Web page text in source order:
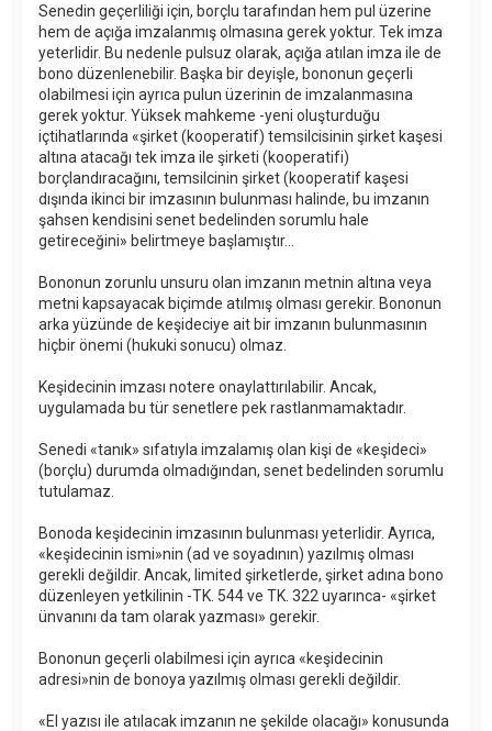
Senedin geçerliliği için, borçlu tarafından hem pul üzerine
hem de açığa imzalanmış olmasına gerek yoktur. Tek imza
yeterlidir. Bu nedenle pulsuz olarak, açığa atılan imza ile de
bono düzenlenebilir. Başka bir deyişle, bononun geçerli
olabilmesi için ayrıca pulun üzerinin de imzalanmasına
gerek yoktur. Yüksek mahkeme -yeni oluşturduğu
içtihatlarında «şirket (kooperatif) temsilcisinin şirket kaşesi
altına atacağı tek imza ile şirketi (kooperatifi)
borçlandıracağını, temsilcinin şirket (kooperatif kaşesi
dışında ikinci bir imzasının bulunması halinde, bu imzanın
şahsen kendisini senet bedelinden sorumlu hale
getireceğini» belirtmeye başlamıştır...
Bononun zorunlu unsuru olan imzanın metnin altına veya
metni kapsayacak biçimde atılmış olması gerekir. Bononun
arka yüzünde de keşideciye ait bir imzanın bulunmasının
hiçbir önemi (hukuki sonucu) olmaz.
Keşidecinin imzası notere onaylattırılabilir. Ancak,
uygulamada bu tür senetlere pek rastlanmamaktadır.
Senedi «tanık» sıfatıyla imzalamış olan kişi de «keşideci»
(borçlu) durumda olmadığından, senet bedelinden sorumlu
tutulamaz.
Bonoda keşidecinin imzasının bulunması yeterlidir. Ayrıca,
«keşidecinin ismi»nin (ad ve soyadının) yazılmış olması
gerekli değildir. Ancak, limited şirketlerde, şirket adına bono
düzenleyen yetkilinin -TK. 544 ve TK. 322 uyarınca- «şirket
ünvanını da tam olarak yazması» gerekir.
Bononun geçerli olabilmesi için ayrıca «keşidecinin
adresi»nin de bonoya yazılmış olması gerekli değildir.
«El yazısı ile atılacak imzanın ne şekilde olacağı» konusunda